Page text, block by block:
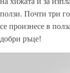
ползи. Почти три
се произнесе в
добри ръце!